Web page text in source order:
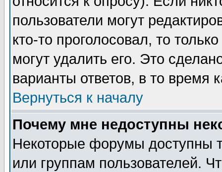
пользователи могут
кто-то проголосовал, то
могут удалить его. Это
варианты ответов, в то время
Вернуться к началу
Почему мне недоступны
Некоторые форумы доступны
или группам пользователей.